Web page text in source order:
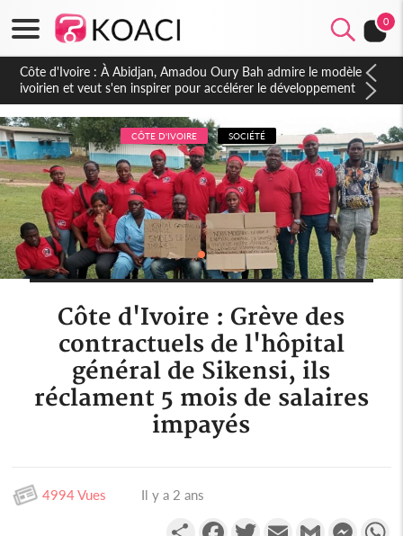
0
Côte d'Ivoire : À Abidjan, Amadou Oury Bah admire le modèle
ivoirien et veut s'en inspirer pour accélérer le développement
de la Guinée
CÔTE D'IVOIRE SOCIÉTÉ
Côte d'Ivoire : Grève des
contractuels de l'hôpital
général de Sikensi, ils
réclament 5 mois de salaires
impayés
4994 Vues Il y a 2 ans
PartagerFacebookTwitterEmail Gmail